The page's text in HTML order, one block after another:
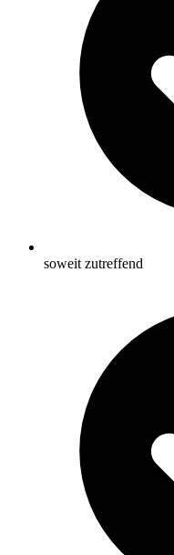
soweit zutreffend